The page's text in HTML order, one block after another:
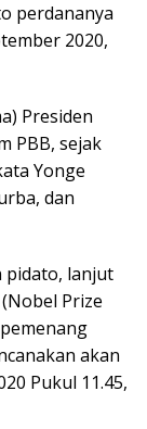
perdananya
2020,
Presiden
PBB, sejak
Yonge
dan
pidato, lanjut
Prize
akan
Pukul 11.45,